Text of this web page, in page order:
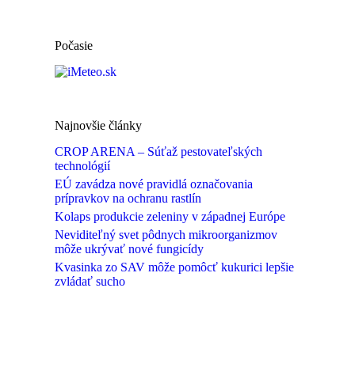
Počasie
Najnovšie články
CROP ARENA – Súťaž pestovateľských
technológií
EÚ zavádza nové pravidlá označovania
prípravkov na ochranu rastlín
Kolaps produkcie zeleniny v západnej Európe
Neviditeľný svet pôdnych mikroorganizmov
môže ukrývať nové fungicídy
Kvasinka zo SAV môže pomôcť kukurici lepšie
zvládať sucho